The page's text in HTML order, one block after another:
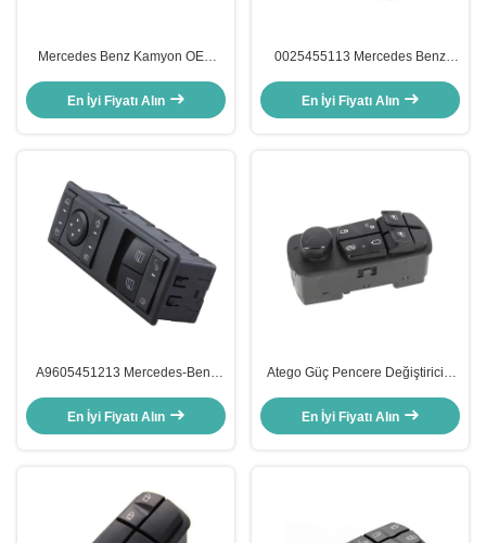
Mercedes Benz Kamyon OEM
A0015452013 için kamyon
pencere kaldırıcı anahtarı
En İyi Fiyatı Alın
0025455113 Mercedes Benz
OEM A0025455113 0055452413
En İyi Fiyatı Alın
A9605451213 Mercedes-Benz
anahtarı OEM 9605451213
En İyi Fiyatı Alın
Atego Güç Pencere Değiştiricisi
A0055453913
En İyi Fiyatı Alın